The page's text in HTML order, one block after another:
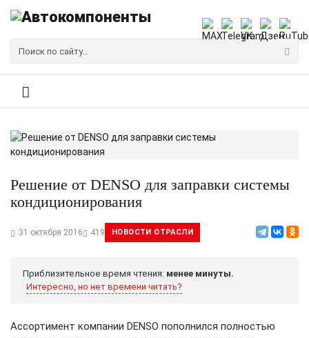
Решение от DENSO для заправки системы
кондиционирования
31 октября 2016 419 НОВОСТИ ОТРАСЛИ
Приблизительное время чтения: менее минуты.
Интересно, но нет времени читать?
Ассортимент компании DENSO пополнился полностью